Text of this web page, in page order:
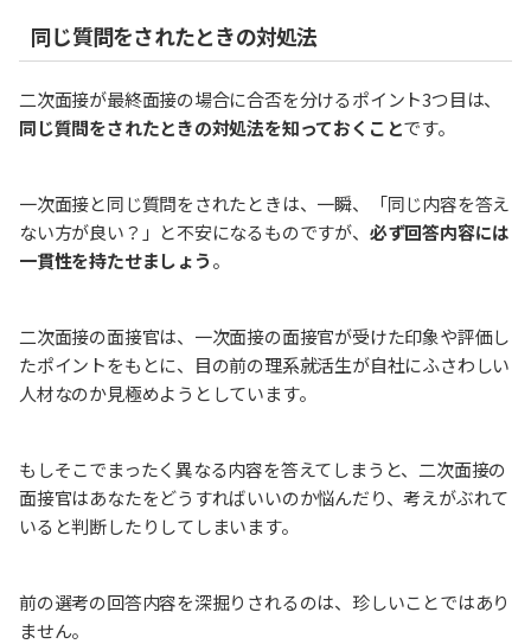
同じ質問をされたときの対処法
二次面接が最終面接の場合に合否を分けるポイント3つ目は、
同じ質問をされたときの対処法を知っておくことです。
一次面接と同じ質問をされたときは、一瞬、「同じ内容を答え
ない方が良い？」と不安になるものですが、 必ず回答内容には
一貫性を持たせましょう。
二次面接の面接官は、一次面接の面接官が受けた印象や評価し
たポイントをもとに、目の前の理系就活生が自社にふさわしい
人材なのか見極めようとしています。
もしそこでまったく異なる内容を答えてしまうと、二次面接の
面接官はあなたをどうすればいいのか悩んだり、考えがぶれて
いると判断したりしてしまいます。
前の選考の回答内容を深掘りされるのは、珍しいことではあり
ません。